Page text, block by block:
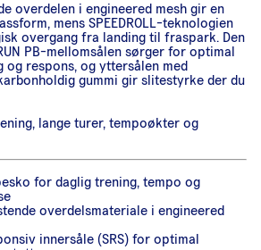
overdelen i engineered mesh gir en
mens SPEEDROLL-teknologien
overgang fra landing til fraspark. Den
PB-mellomsålen sørger for optimal
og respons, og yttersålen med
gummi gir slitestyrke der du
lange turer, tempoøkter og
for daglig trening, tempo og
overdelsmateriale i engineered
innersåle (SRS) for optimal